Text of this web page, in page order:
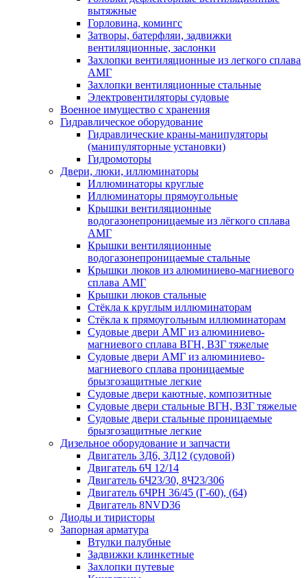
вытяжные
Горловина, комингс
Затворы, батерфляи, задвижки
вентиляционные, заслонки
Захлопки вентиляционные из легкого сплава
АМГ
Захлопки вентиляционные стальные
Электровентиляторы судовые
Военное имущество с хранения
Гидравлическое оборудование
Гидравлические краны-манипуляторы
(манипуляторные установки)
Гидромоторы
Двери, люки, иллюминаторы
Иллюминаторы круглые
Иллюминаторы прямоугольные
Крышки вентиляционные
водогазонепроницаемые из лёгкого сплава
АМГ
Крышки вентиляционные
водогазонепроницаемые стальные
Крышки люков из алюминиево-магниевого
сплава АМГ
Крышки люков стальные
Стёкла к круглым иллюминаторам
Стёкла к прямоугольным иллюминаторам
Судовые двери АМГ из алюминиево-
магниевого сплава ВГН, ВЗГ тяжелые
Судовые двери АМГ из алюминиево-
магниевого сплава проницаемые
брызгозащитные легкие
Судовые двери каютные, композитные
Судовые двери стальные ВГН, ВЗГ тяжелые
Судовые двери стальные проницаемые
брызгозащитные легкие
Дизельное оборудование и запчасти
Двигатель 3Д6, 3Д12 (судовой)
Двигатель 6Ч 12/14
Двигатель 6Ч23/30, 8Ч23/306
Двигатель 6ЧРН 36/45 (Г-60), (64)
Двигатель 8NVD36
Диоды и тиристоры
Запорная арматура
Втулки палубные
Задвижки клинкетные
Захлопки путевые